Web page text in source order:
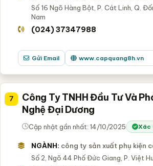
Số 16 Ngõ Hàng Bột, P. Cát Linh, Q.
Nam
(024) 37347988
Gửi Email www.capquang8h.vn
7
Công Ty TNHH Đầu Tư Và
Nghệ Đại Dương
Cập nhật gần nhất: 14/10/2025 Xác
NGÀNH: công ty sản xuất phụ kiện
Số 2, Ngõ 44 Phố Đức Giang, P. Việt